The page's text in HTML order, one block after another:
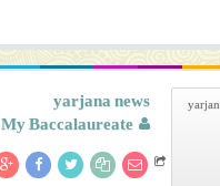
yarjana news
My Baccalaureate